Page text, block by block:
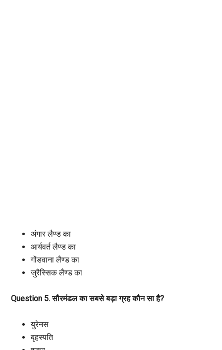
अंगार लैण्ड का
आर्यवर्त लैण्ड का
गोंडवाना लैण्ड का
जुरैस्सिक लैण्ड का
Question 5. सौरमंडल का सबसे बड़ा ग्रह कौन सा है?
युरेनस
बृहस्पति